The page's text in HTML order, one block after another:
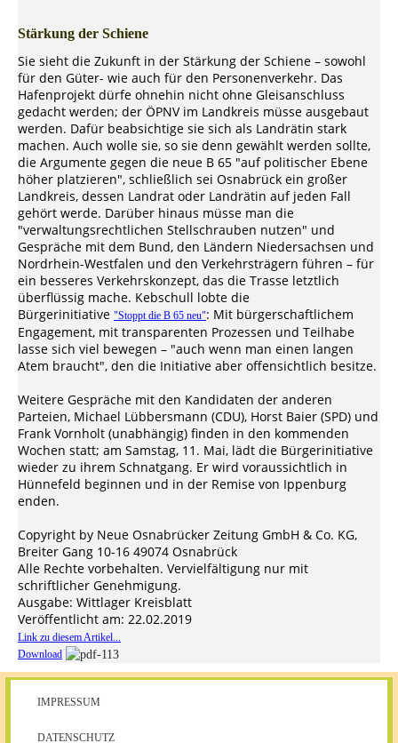
Stärkung der Schiene
Sie sieht die Zukunft in der Stärkung der Schiene – sowohl
für den Güter- wie auch für den Personenverkehr. Das
Hafenprojekt dürfe ohnehin nicht ohne Gleisanschluss
gedacht werden; der ÖPNV im Landkreis müsse ausgebaut
werden. Dafür beabsichtige sie sich als Landrätin stark
machen. Auch wolle sie, so sie denn gewählt werden sollte,
die Argumente gegen die neue B 65 "auf politischer Ebene
höher platzieren", schließlich sei Osnabrück ein großer
Landkreis, dessen Landrat oder Landrätin auf jeden Fall
gehört werde. Darüber hinaus müsse man die
"verwaltungsrechtlichen Stellschrauben nutzen" und
Gespräche mit dem Bund, den Ländern Niedersachsen und
Nordrhein-Westfalen und den Verkehrsträgern führen – für
ein besseres Verkehrskonzept, das die Trasse letztlich
überflüssig mache. Kebschull lobte die
Bürgerinitiative "Stoppt die B 65 neu": Mit bürgerschaftlichem
Engagement, mit transparenten Prozessen und Teilhabe
lasse sich viel bewegen – "auch wenn man einen langen
Atem braucht", den die Initiative aber offensichtlich besitze.
Weitere Gespräche mit den Kandidaten der anderen
Parteien, Michael Lübbersmann (CDU), Horst Baier (SPD) und
Frank Vornholt (unabhängig) finden in den kommenden
Wochen statt; am Samstag, 11. Mai, lädt die Bürgerinitiative
wieder zu ihrem Schnatgang. Er wird voraussichtlich in
Hünnefeld beginnen und in der Remise von Ippenburg
enden.
Copyright by Neue Osnabrücker Zeitung GmbH & Co. KG,
Breiter Gang 10-16 49074 Osnabrück
Alle Rechte vorbehalten. Vervielfältigung nur mit
schriftlicher Genehmigung.
Ausgabe: Wittlager Kreisblatt
Veröffentlicht am: 22.02.2019
Link zu diesem Artikel...
Download
IMPRESSUM
DATENSCHUTZ